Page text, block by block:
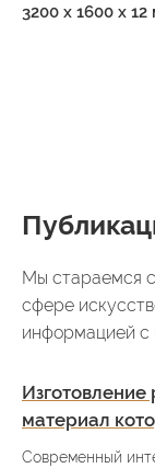
3200 x 1600 x 12
Мы стараемся
сфере
информацией с
Изготовление
материал
Современный